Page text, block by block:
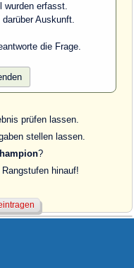
wurden erfasst.
Auskunft.
die Frage.
prüfen lassen.
stellen lassen.
?
hinauf!